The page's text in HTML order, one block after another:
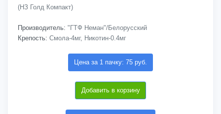
(НЗ Голд Компакт)
Производитель: "ГТФ Неман"/Белорусский
Крепость: Смола-4мг, Никотин-0.4мг
Цена за 1 пачку: 75 руб.
Добавить в корзину